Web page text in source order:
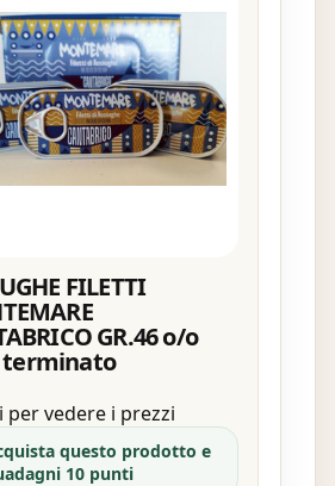
FILETTI
GR.46 o/o
per vedere i prezzi
questo prodotto e
10 punti